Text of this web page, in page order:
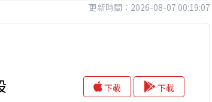
更新時間：2026-08-07 00:19:07
下載 下載